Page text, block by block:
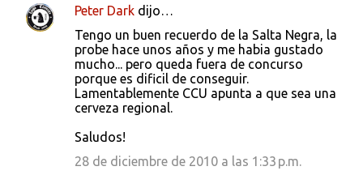
Peter Dark dijo…
Tengo un buen recuerdo de la Salta Negra, la
probe hace unos años y me habia gustado
mucho... pero queda fuera de concurso
porque es dificil de conseguir.
Lamentablemente CCU apunta a que sea una
cerveza regional.
Saludos!
28 de diciembre de 2010 a las 1:33 p.m.